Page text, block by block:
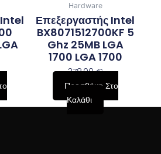
Hardware
Επεξεργαστής Intel
BX8071512700KF 5
Ghz 25MB LGA
1700 LGA 1700
378,00€
Προσθήκη Στο
Καλάθι